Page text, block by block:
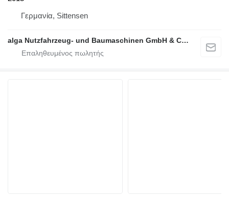
Γερμανία, Sittensen
alga Nutzfahrzeug- und Baumaschinen GmbH & Co. KG